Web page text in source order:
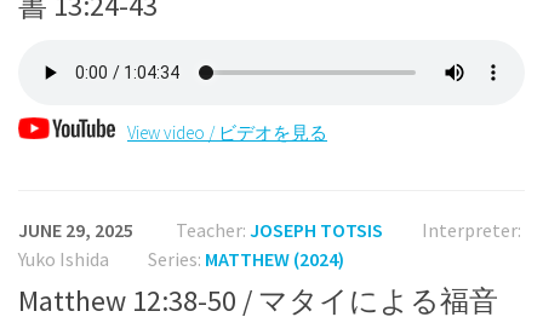
View video / ビデオを見る
JUNE 29, 2025 Teacher: JOSEPH TOTSIS
Interpreter:
Yuko Ishida
Series: MATTHEW (2024)
Matthew 12:38-50 / マタイによる福音